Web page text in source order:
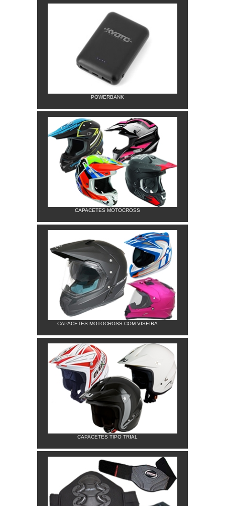
POWERBANK
CAPACETES MOTOCROSS
CAPACETES MOTOCROSS COM VISEIRA
CAPACETES TIPO TRIAL